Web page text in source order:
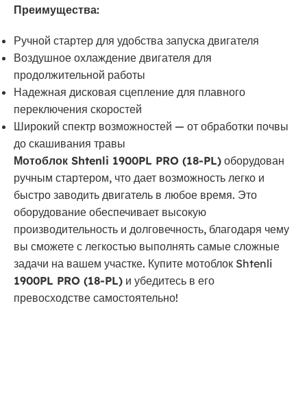
Преимущества:
Ручной стартер для удобства запуска двигателя
Воздушное охлаждение двигателя для
продолжительной работы
Надежная дисковая сцепление для плавного
переключения скоростей
Широкий спектр возможностей — от обработки почвы
до скашивания травы
Мотоблок Shtenli 1900PL PRO (18-PL) оборудован
ручным стартером, что дает возможность легко и
быстро заводить двигатель в любое время. Это
оборудование обеспечивает высокую
производительность и долговечность, благодаря чему
вы сможете с легкостью выполнять самые сложные
задачи на вашем участке. Купите мотоблок Shtenli
1900PL PRO (18-PL) и убедитесь в его
превосходстве самостоятельно!